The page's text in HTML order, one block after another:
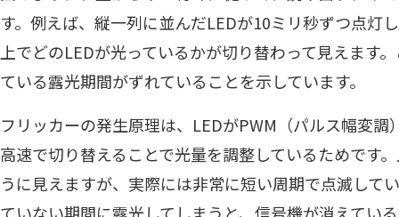
す。例えば、縦一列に並んだLEDが10ミリ秒ずつ点灯
上でどのLEDが光っているかが切り替わって見えます
ている露光期間がずれていることを示しています。
フリッカーの発生原理は、LEDがPWM（パルス幅変調
高速で切り替えることで光量を調整しているためです
うに見えますが、実際には非常に短い周期で点滅して
ていない期間に露光してしまうと、信号機が消えてい